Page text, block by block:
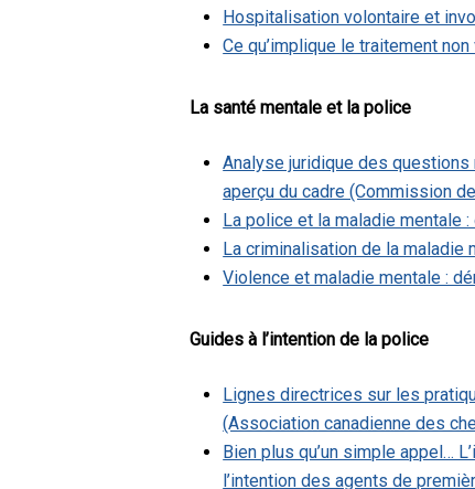
Hospitalisation volontaire et
Ce qu’implique le traitement
La santé mentale et la police
Analyse juridique des
aperçu du cadre (Commission
La police et la maladie mentale
La criminalisation de la maladie
Violence et maladie mentale :
Guides à l’intention de la police
Lignes directrices sur les
(Association canadienne des
Bien plus qu’un simple appel…
l’intention des agents de